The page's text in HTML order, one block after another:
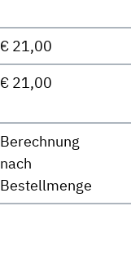
€ 21,00
€ 21,00
Berechnung
nach
Bestellmenge